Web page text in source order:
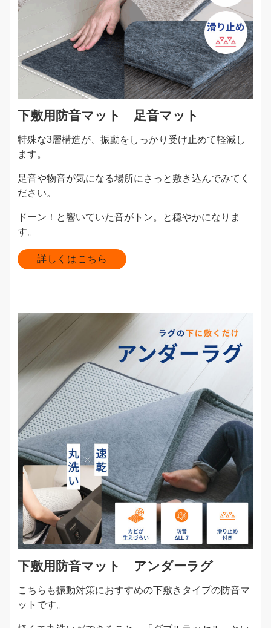
下敷用防音マット 足音マット
特殊な3層構造が、振動をしっかり受け止めて軽減し
ます。
足音や物音が気になる場所にさっと敷き込んでみてく
ださい。
ドーン！と響いていた音がトン。と穏やかになりま
す。
詳しくはこちら
下敷用防音マット アンダーラグ
こちらも振動対策におすすめの下敷きタイプの防音マ
ットです。